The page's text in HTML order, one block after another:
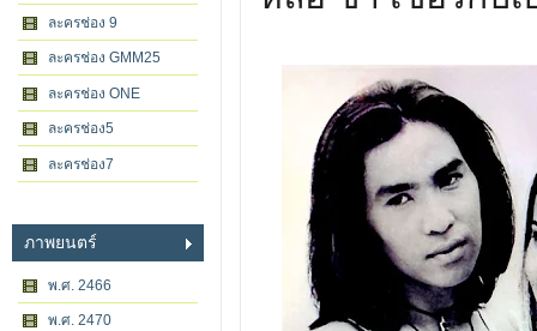
ละครช่อง 9
ละครช่อง GMM25
ละครช่อง ONE
ละครช่อง5
ละครช่อง7
ภาพยนตร์
พ.ศ. 2466
พ.ศ. 2470